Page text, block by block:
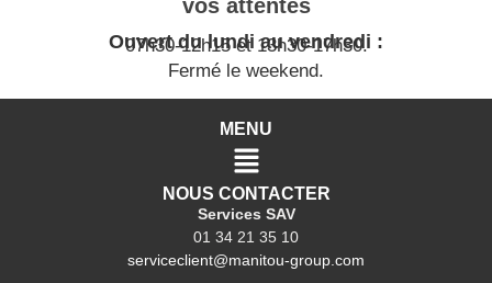
vos attentes
Ouvert du lundi au vendredi :
07h30-12h15 et 13h30-17h30.
Fermé le weekend.
MENU
NOUS CONTACTER
Services SAV
01 34 21 35 10
serviceclient@manitou-group.com